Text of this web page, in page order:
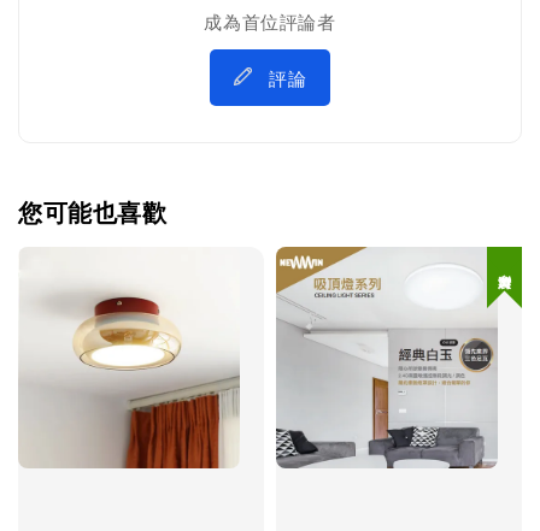
成為首位評論者
評論
您可能也喜歡